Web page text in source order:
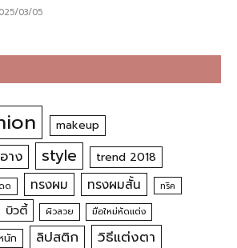
03/05
makeup
าง style trend 2018
ด ทรงผม ทรงผมสั้น ทริค
บิวตี้ ผิวสวย มือใหม่หัดแต่ง
นัก ลิปสติก
วิธีแต่งตา